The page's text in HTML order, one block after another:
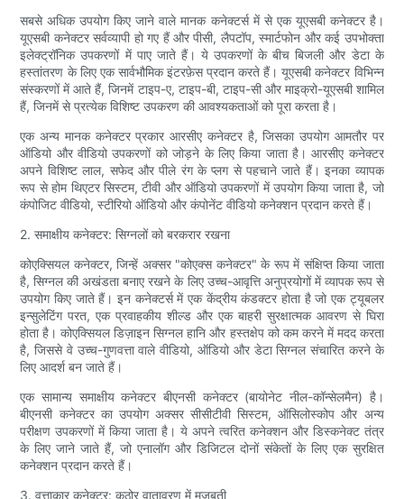
सबसे अधिक उपयोग किए जाने वाले मानक कनेक्टर्स में से एक यूएसबी कनेक्टर है।
यूएसबी कनेक्टर सर्वव्यापी हो गए हैं और पीसी, लैपटॉप, स्मार्टफोन और कई उपभोक्ता
इलेक्ट्रॉनिक उपकरणों में पाए जाते हैं। ये उपकरणों के बीच बिजली और डेटा के
हस्तांतरण के लिए एक सार्वभौमिक इंटरफ़ेस प्रदान करते हैं। यूएसबी कनेक्टर विभिन्न
संस्करणों में आते हैं, जिनमें टाइप-ए, टाइप-बी, टाइप-सी और माइक्रो-यूएसबी शामिल
हैं, जिनमें से प्रत्येक विशिष्ट उपकरण की आवश्यकताओं को पूरा करता है।
एक अन्य मानक कनेक्टर प्रकार आरसीए कनेक्टर है, जिसका उपयोग आमतौर पर
ऑडियो और वीडियो उपकरणों को जोड़ने के लिए किया जाता है। आरसीए कनेक्टर
अपने विशिष्ट लाल, सफेद और पीले रंग के प्लग से पहचाने जाते हैं। इनका व्यापक
रूप से होम थिएटर सिस्टम, टीवी और ऑडियो उपकरणों में उपयोग किया जाता है, जो
कंपोजिट वीडियो, स्टीरियो ऑडियो और कंपोनेंट वीडियो कनेक्शन प्रदान करते हैं।
2. समाक्षीय कनेक्टर: सिग्नलों को बरकरार रखना
कोएक्सियल कनेक्टर, जिन्हें अक्सर "कोएक्स कनेक्टर" के रूप में संक्षिप्त किया जाता
है, सिग्नल की अखंडता बनाए रखने के लिए उच्च-आवृत्ति अनुप्रयोगों में व्यापक रूप से
उपयोग किए जाते हैं। इन कनेक्टर्स में एक केंद्रीय कंडक्टर होता है जो एक ट्यूबलर
इन्सुलेटिंग परत, एक प्रवाहकीय शील्ड और एक बाहरी सुरक्षात्मक आवरण से घिरा
होता है। कोएक्सियल डिज़ाइन सिग्नल हानि और हस्तक्षेप को कम करने में मदद करता
है, जिससे वे उच्च-गुणवत्ता वाले वीडियो, ऑडियो और डेटा सिग्नल संचारित करने के
लिए आदर्श बन जाते हैं।
एक सामान्य समाक्षीय कनेक्टर बीएनसी कनेक्टर (बायोनेट नील-कॉन्सेलमैन) है।
बीएनसी कनेक्टर का उपयोग अक्सर सीसीटीवी सिस्टम, ऑसिलोस्कोप और अन्य
परीक्षण उपकरणों में किया जाता है। ये अपने त्वरित कनेक्शन और डिस्कनेक्ट तंत्र
के लिए जाने जाते हैं, जो एनालॉग और डिजिटल दोनों संकेतों के लिए एक सुरक्षित
कनेक्शन प्रदान करते हैं।
3. वृत्ताकार कनेक्टर: कठोर वातावरण में मजबूती